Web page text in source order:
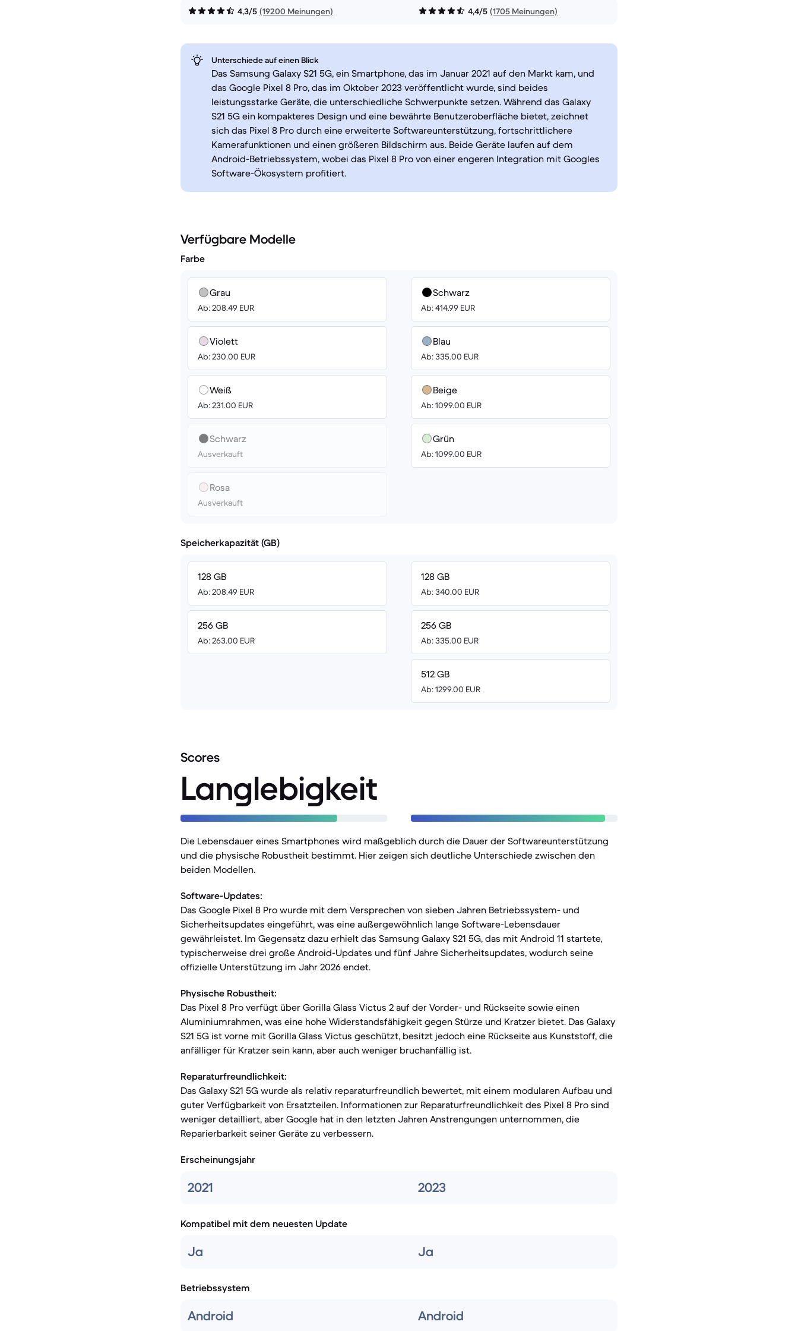
4,3/5 (19200 Meinungen) 4,4/5 (1705 Meinungen)
Unterschiede auf einen Blick
Das Samsung Galaxy S21 5G, ein Smartphone, das im Januar 2021 auf den Markt kam, und
das Google Pixel 8 Pro, das im Oktober 2023 veröffentlicht wurde, sind beides
leistungsstarke Geräte, die unterschiedliche Schwerpunkte setzen. Während das Galaxy
S21 5G ein kompakteres Design und eine bewährte Benutzeroberfläche bietet, zeichnet
sich das Pixel 8 Pro durch eine erweiterte Softwareunterstützung, fortschrittlichere
Kamerafunktionen und einen größeren Bildschirm aus. Beide Geräte laufen auf dem
Android-Betriebssystem, wobei das Pixel 8 Pro von einer engeren Integration mit Googles
Software-Ökosystem profitiert.
Verfügbare Modelle
Farbe
Grau
Ab: 208.49 EUR
Violett
Ab: 230.00 EUR
Weiß
Ab: 231.00 EUR
Schwarz
Ausverkauft
Rosa
Ausverkauft
Schwarz
Ab: 414.99 EUR
Blau
Ab: 335.00 EUR
Beige
Ab: 1099.00 EUR
Grün
Ab: 1099.00 EUR
Speicherkapazität (GB)
128 GB
Ab: 208.49 EUR
256 GB
Ab: 263.00 EUR
128 GB
Ab: 340.00 EUR
256 GB
Ab: 335.00 EUR
512 GB
Ab: 1299.00 EUR
Scores
Langlebigkeit
Die Lebensdauer eines Smartphones wird maßgeblich durch die Dauer der Softwareunterstützung
und die physische Robustheit bestimmt. Hier zeigen sich deutliche Unterschiede zwischen den
beiden Modellen.
Software-Updates:
Das Google Pixel 8 Pro wurde mit dem Versprechen von sieben Jahren Betriebssystem- und
Sicherheitsupdates eingeführt, was eine außergewöhnlich lange Software-Lebensdauer
gewährleistet. Im Gegensatz dazu erhielt das Samsung Galaxy S21 5G, das mit Android 11 startete,
typischerweise drei große Android-Updates und fünf Jahre Sicherheitsupdates, wodurch seine
offizielle Unterstützung im Jahr 2026 endet.
Physische Robustheit:
Das Pixel 8 Pro verfügt über Gorilla Glass Victus 2 auf der Vorder- und Rückseite sowie einen
Aluminiumrahmen, was eine hohe Widerstandsfähigkeit gegen Stürze und Kratzer bietet. Das Galaxy
S21 5G ist vorne mit Gorilla Glass Victus geschützt, besitzt jedoch eine Rückseite aus Kunststoff, die
anfälliger für Kratzer sein kann, aber auch weniger bruchanfällig ist.
Reparaturfreundlichkeit:
Das Galaxy S21 5G wurde als relativ reparaturfreundlich bewertet, mit einem modularen Aufbau und
guter Verfügbarkeit von Ersatzteilen. Informationen zur Reparaturfreundlichkeit des Pixel 8 Pro sind
weniger detailliert, aber Google hat in den letzten Jahren Anstrengungen unternommen, die
Reparierbarkeit seiner Geräte zu verbessern.
Erscheinungsjahr
2021 2023
Kompatibel mit dem neuesten Update
Ja Ja
Betriebssystem
Android Android